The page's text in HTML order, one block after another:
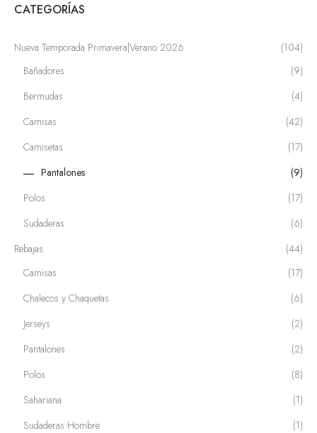
CATEGORÍAS
Nueva Temporada Primavera|Verano 2026
(104)
Bañadores
(9)
Bermudas
(4)
Camisas
(42)
Camisetas
(17)
Pantalones
(9)
Polos
(17)
Sudaderas
(6)
Rebajas
(44)
Camisas
(17)
Chalecos y Chaquetas
(6)
Jerseys
(2)
Pantalones
(2)
Polos
(8)
Sahariana
(1)
Sudaderas Hombre
(1)